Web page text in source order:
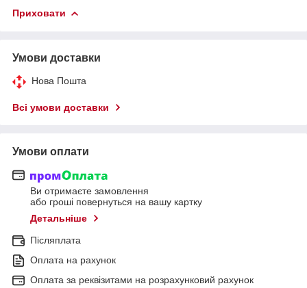
Приховати
Умови доставки
Нова Пошта
Всі умови доставки
Умови оплати
Ви отримаєте замовлення
або гроші повернуться на вашу картку
Детальніше
Післяплата
Оплата на рахунок
Оплата за реквізитами на розрахунковий рахунок